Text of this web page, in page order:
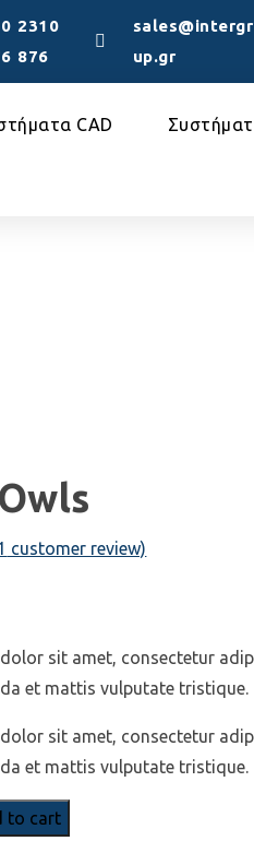
2310
876
sales@intergr
up.gr
CAD
customer review)
sit amet, consectetur
et mattis vulputate tristique.
sit amet, consectetur
et mattis vulputate tristique.
to cart